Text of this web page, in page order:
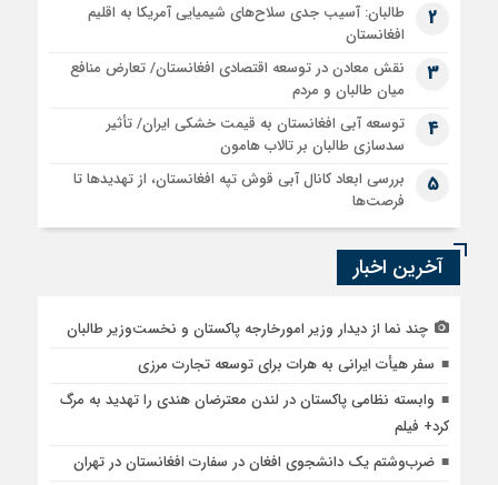
2
طالبان: آسیب جدی سلاح‌های شیمیایی آمریکا به اقلیم
افغانستان
3
نقش معادن در توسعه اقتصادی افغانستان/ تعارض منافع
میان طالبان و مردم
4
توسعه آبی افغانستان به قیمت خشکی ایران/ تأثیر
سدسازی طالبان بر تالاب هامون
5
بررسی ابعاد کانال آبی قوش تپه افغانستان، از تهدیدها تا
فرصت‌ها
آخرین اخبار
چند نما از دیدار وزیر امورخارجه پاکستان و نخست‌وزیر طالبان
سفر هیأت ایرانی به هرات برای توسعه تجارت مرزی
وابسته نظامی پاکستان در لندن معترضان هندی را تهدید به مرگ
کرد+ فیلم
ضرب‌وشتم یک دانشجوی افغان در سفارت افغانستان در تهران